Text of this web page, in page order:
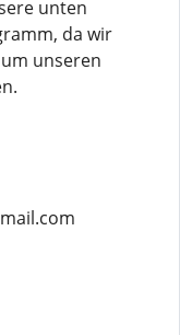
unten
da wir
unseren